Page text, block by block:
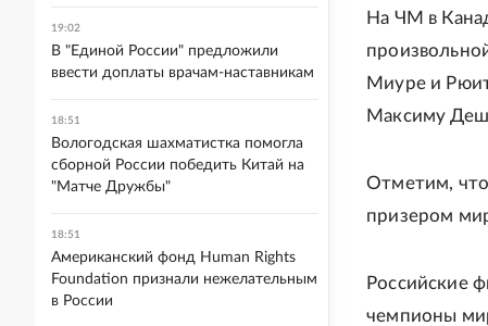
На ЧМ в
Миуре и
Максиму
Отметим, что
призером
Российские
чемпионы
19:02
В "Единой России" предложили
ввести доплаты врачам-наставникам
18:51
Вологодская шахматистка помогла
сборной России победить Китай на
"Матче Дружбы"
18:51
Американский фонд Human Rights
Foundation признали нежелательным
в России